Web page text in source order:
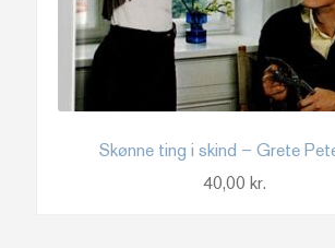
Skønne ting i skind – Grete
40,00 kr.